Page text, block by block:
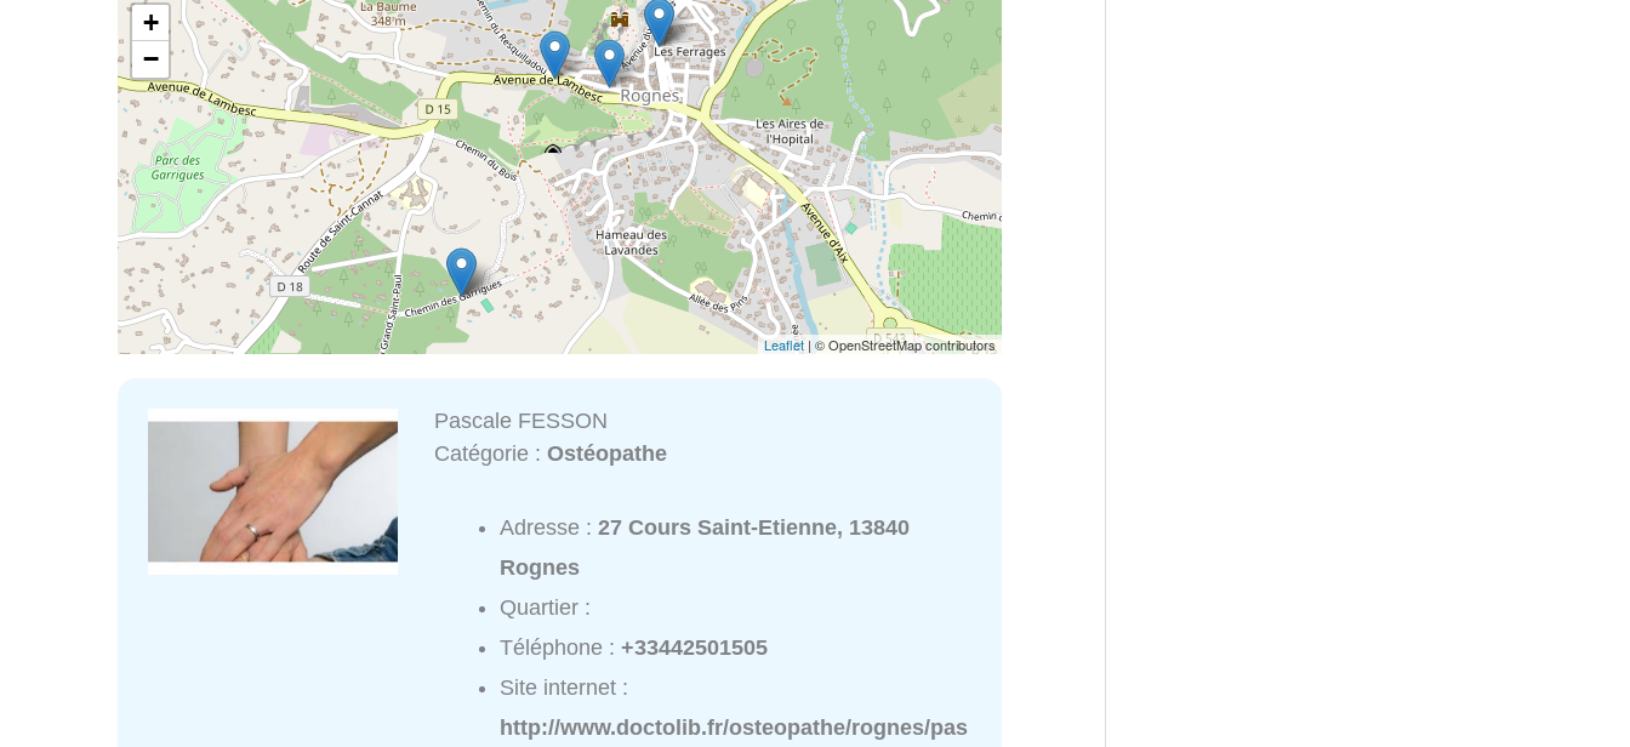
+
−
Leaflet | © OpenStreetMap contributors
Pascale FESSON
Catégorie :Ostéopathe
Adresse :27 Cours Saint-Etienne, 13840
Rognes
Quartier :
Téléphone :+33442501505
Site internet :
http://www.doctolib.fr/osteopathe/rognes/pas